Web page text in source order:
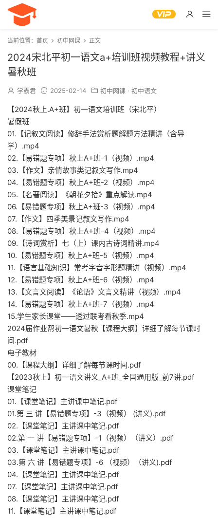
当前位置： 首页 初中网课 正文
2024宋北平初一语文a+培训班视频教程+讲义
暑秋班
学霸君 2025-02-14 初中网课 · 初中语文
【2024秋上.A+班】初一语文培训班（宋北平）
暑假班
01.【记叙文阅读】修辞手法赏析题解题方法精讲（含导
学）.mp4
02.【易错题专项】秋上A+班-1（视频）.mp4
03.【作文】亲情故事类记叙文写作.mp4
04.【易错题专项】秋上A+班-2（视频）.mp4
05.【名著阅读】《朝花夕拾》重点解读.mp4
06.【易错题专项】秋上A+班-3（视频）.mp4
07.【作文】四季美景记叙文写作.mp4
08.【易错题专项】秋上A+班-4（视频）.mp4
09.【诗词赏析】七（上）课内古诗词精讲.mp4
10.【易错题专项】秋上A+班-5（视频）.mp4
11.【语言基础知识】常考字音字形题精讲（视频）.mp4
12.【易错题专项】秋上A+班-6（视频）.mp4
13.【文言文阅读】《论语》文言文精讲（视频）.mp4
14.【易错题专项】秋上A+班-7（视频）.mp4
15.学生家长课堂——透过联考看秋季.mp4
2024届作业帮初一语文暑秋【课程大纲】详细了解每节课时
间.pdf
电子教材
00.【课程大纲】详细了解每节课时间.pdf
【2023秋上】初一语文讲义_A+班_全国通用版_前7讲.pdf
课堂笔记
01.【课堂笔记】主讲课中笔记.pdf
01.第 三 讲【易错题专项】-3（视频） (讲义).pdf
02.【课堂笔记】主讲课中笔记.pdf
02.第 一 讲【易错题专项】-1（视频）（讲义）.pdf
03.【课堂笔记】主讲课中笔记.pdf
03.第 六 讲【易错题专项】-6 （视频）（讲义).pdf
04.【课堂笔记】主讲课中笔记.pdf
07.【课堂笔记】主讲课中笔记.pdf
08.【课堂笔记】主讲课中笔记.pdf
11.【课堂笔记】主讲课中笔记.pdf